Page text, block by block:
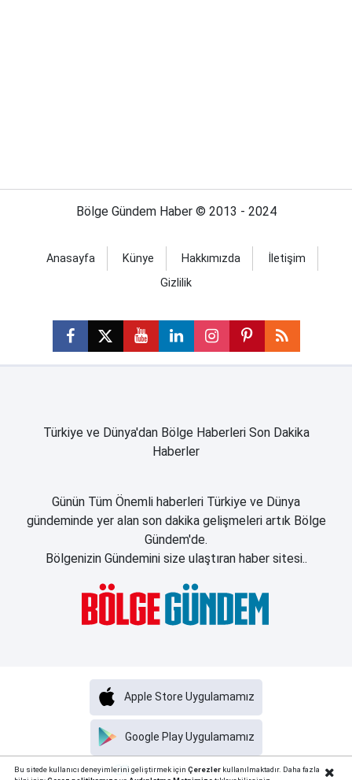
Bölge Gündem Haber © 2013 - 2024
Anasayfa Künye Hakkımızda
İletişim
Gizlilik
Türkiye ve Dünya'dan Bölge Haberleri Son Dakika
Haberler
Günün Tüm Önemli haberleri Türkiye ve Dünya
gündeminde yer alan son dakika gelişmeleri artık Bölge
Gündem'de.
Bölgenizin Gündemini size ulaştıran haber sitesi..
Haber Portalı Yazılımı
Google Play Uygulamamız
Apple Store Uygulamamız
Bu sitede kullanıcı deneyimlerini geliştirmek için Çerezlerkullanılmaktadır. Daha fazla